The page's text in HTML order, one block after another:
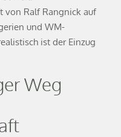
von Ralf Rangnick auf
und WM-
ist der Einzug
Weg